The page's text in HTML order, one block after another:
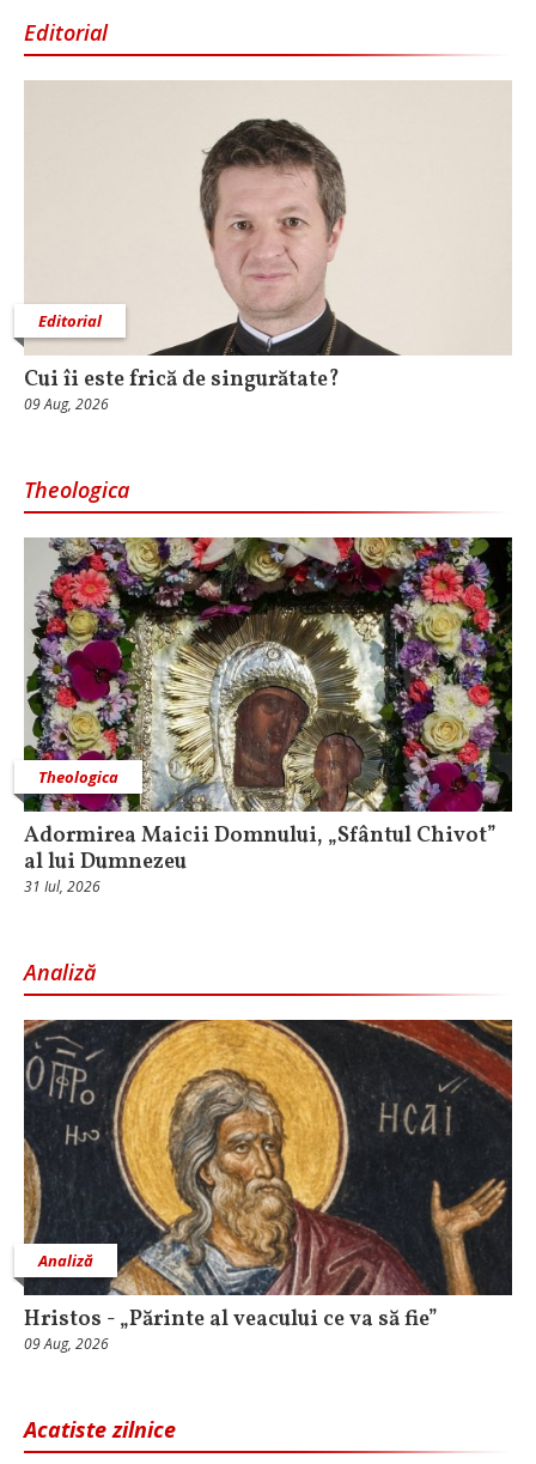
Editorial
Editorial
Cui îi este frică de singurătate?
09 Aug, 2026
Theologica
Theologica
Adormirea Maicii Domnului, „Sfântul Chivot”
al lui Dumnezeu
31 Iul, 2026
Analiză
Analiză
Hristos - „Părinte al veacului ce va să fie”
09 Aug, 2026
Acatiste zilnice